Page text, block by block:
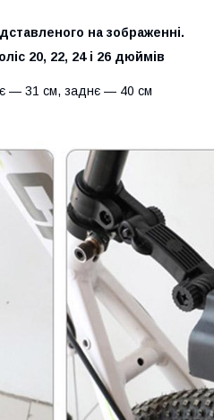
на зображенні.
20, 22, 24 і 26 дюймів
— 31 см, заднє — 40 см